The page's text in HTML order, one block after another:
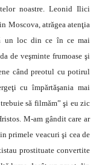
noastre. Leonid Ilici
Moscova, atrăgea atenţia
un loc din ce în ce mai
de veşminte frumoase şi
când preotul cu potirul
cu împărtăşania mai
să filmăm” şi eu zic
M-am gândit care ar
primele veacuri şi cea de
prostituate convertite